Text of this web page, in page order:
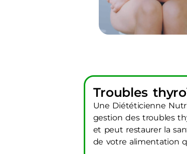
Troubles
Une Diététicienne
gestion des troubles
et peut restaurer la
de votre alimentation